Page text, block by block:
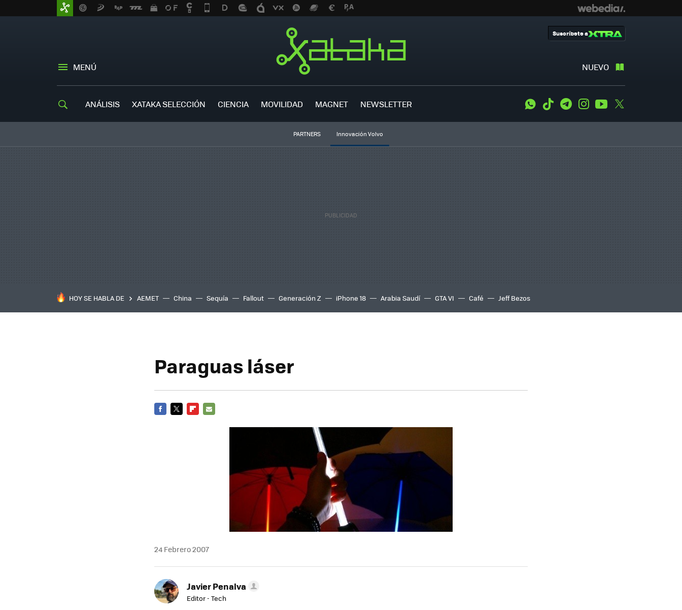
MENÚ NUEVO
Suscríbete a
ANÁLISIS XATAKA SELECCIÓN CIENCIA MOVILIDAD MAGNET NEWSLETTER WhatsApp
Tiktok TelegramInstagramYoutube
PARTNERS Innovación Volvo
HOY SE HABLA DE AEMET China Sequía Fallout Generación Z iPhone 18 Arabia Saudí GTA VI Café Jeff Bezos
Paraguas láser
24 Febrero 2007
Javier Penalva
Editor - Tech